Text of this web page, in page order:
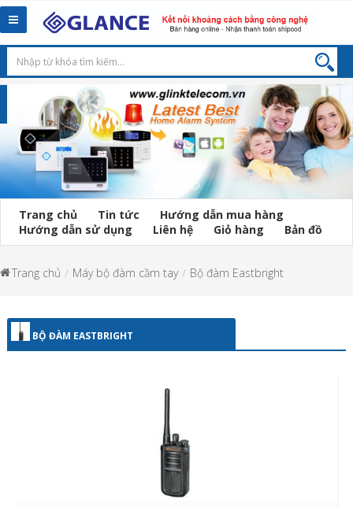
Toggle
navigation
Trang chủ Tin tức
Hướng dẫn mua hàng
Hướng dẫn sử dụng
Liên hệ Giỏ hàng Bản đồ
Trang chủ Máy bộ đàm cầm tay Bộ đàm Eastbright
BỘ ĐÀM EASTBRIGHT